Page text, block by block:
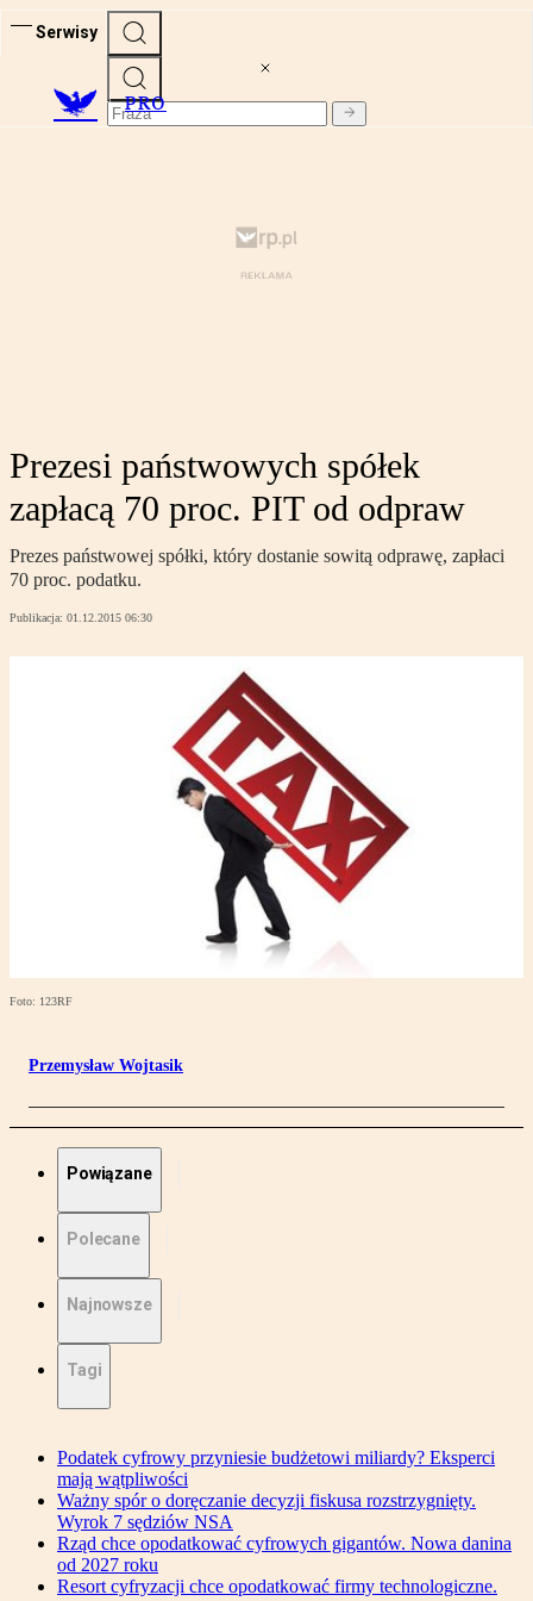
Serwisy
PRO
Prezesi państwowych spółek
zapłacą 70 proc. PIT od odpraw
Prezes państwowej spółki, który dostanie sowitą odprawę, zapłaci
70 proc. podatku.
Publikacja: 01.12.2015 06:30
Foto: 123RF
Przemysław Wojtasik
Powiązane
Polecane
Najnowsze
Tagi
Podatek cyfrowy przyniesie budżetowi miliardy? Eksperci
mają wątpliwości
Ważny spór o doręczanie decyzji fiskusa rozstrzygnięty.
Wyrok 7 sędziów NSA
Rząd chce opodatkować cyfrowych gigantów. Nowa danina
od 2027 roku
Resort cyfryzacji chce opodatkować firmy technologiczne.